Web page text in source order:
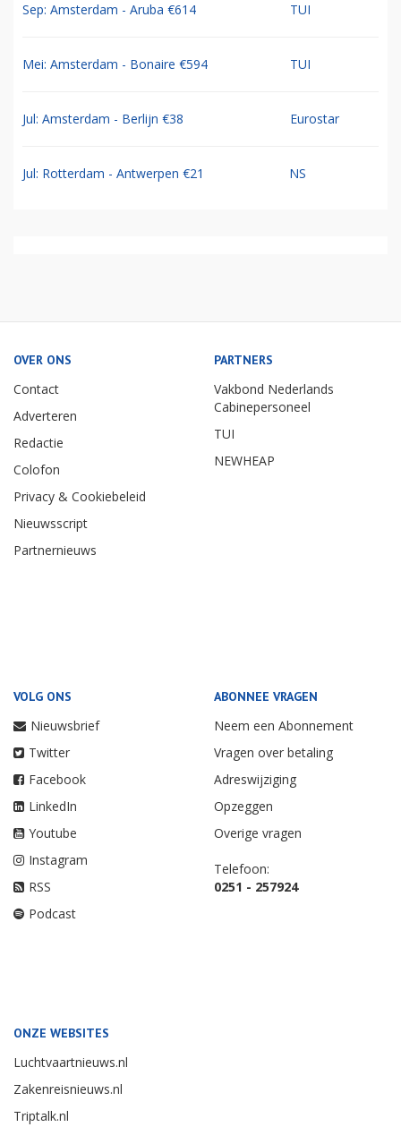
Sep: Amsterdam - Aruba €614 TUI
Mei: Amsterdam - Bonaire €594 TUI
Jul: Amsterdam - Berlijn €38 Eurostar
Jul: Rotterdam - Antwerpen €21 NS
OVER ONS
Contact
Adverteren
Redactie
Colofon
Privacy & Cookiebeleid
Nieuwsscript
Partnernieuws
PARTNERS
Vakbond Nederlands
Cabinepersoneel
TUI
NEWHEAP
VOLG ONS
Nieuwsbrief
Twitter
Facebook
LinkedIn
Youtube
Instagram
RSS
Podcast
ABONNEE VRAGEN
Neem een Abonnement
Vragen over betaling
Adreswijziging
Opzeggen
Overige vragen
Telefoon:
0251 - 257924
ONZE WEBSITES
Luchtvaartnieuws.nl
Zakenreisnieuws.nl
Triptalk.nl